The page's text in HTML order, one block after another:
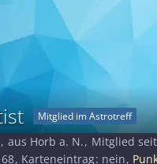
Mitglied im Astrotreff
aus Horb a. N.
Mitglied
68 Karteneintrag nein